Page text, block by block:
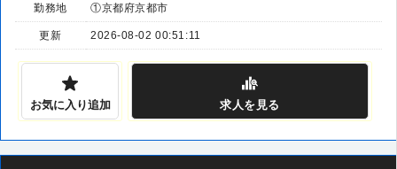
勤務地 ①京都府京都市
更新 2026-08-02 00:51:11
お気に入り追加 求人 を見る